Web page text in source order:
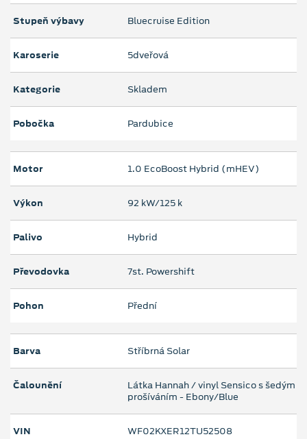
Stupeň výbavy Bluecruise Edition
Karoserie 5dveřová
Kategorie Skladem
Pobočka Pardubice
Motor 1.0 EcoBoost Hybrid (mHEV)
Výkon 92 kW/125 k
Palivo Hybrid
Převodovka 7st. Powershift
Pohon Přední
Barva Stříbrná Solar
Čalounění
Látka Hannah / vinyl Sensico s šedým
prošíváním - Ebony/Blue
VIN WF02KXER12TU52508